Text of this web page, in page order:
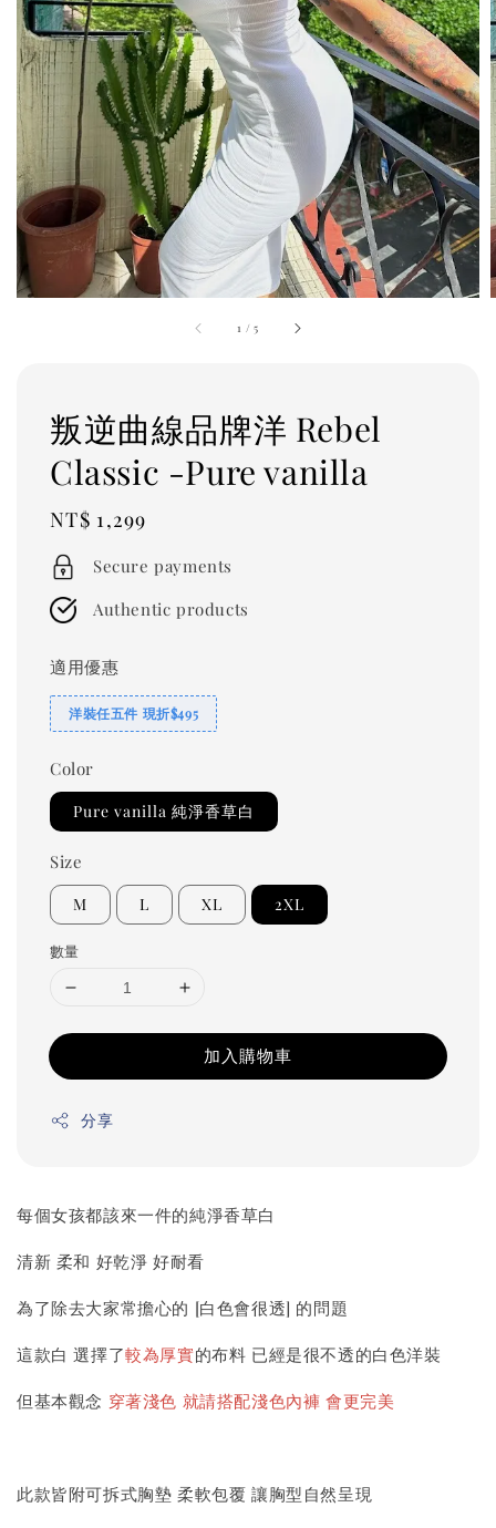
1 /5
叛逆曲線品牌洋 Rebel
Classic -Pure vanilla
Regular
price
NT$ 1,299
Secure payments
Authentic products
適用優惠
洋裝任五件 現折$495
Color
Pure vanilla 純淨香草白
Size
M L XL 2XL
數量
加入購物車
分享
每個女孩都該來一件的純淨香草白
清新 柔和 好乾淨 好耐看
為了除去大家常擔心的 [白色會很透] 的問題
這款白 選擇了較為厚實的布料 已經是很不透的白色洋裝
但基本觀念 穿著淺色 就請搭配淺色內褲 會更完美
此款皆附可拆式胸墊 柔軟包覆 讓胸型自然呈現